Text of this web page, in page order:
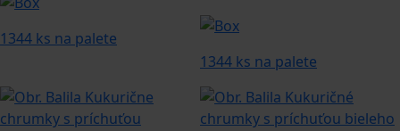
1344 ks na palete
1344 ks na palete